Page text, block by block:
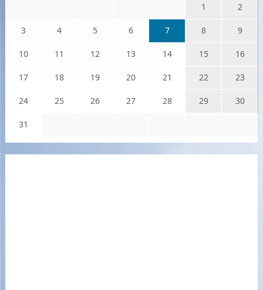
1
2
3 4 5 6 7 8 9
10 11 12 13 14 15 16
17 18 19 20 21 22 23
24 25 26 27 28 29 30
31